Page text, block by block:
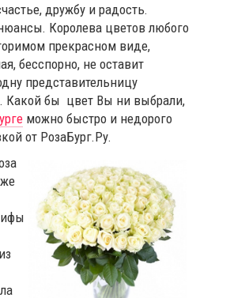
дружбу и радость.
Королева цветов любого
прекрасном виде,
бесспорно, не оставит
представительницу
Какой бы цвет Вы ни выбрали,
можно быстро и недорого
от РозаБург.Ру.